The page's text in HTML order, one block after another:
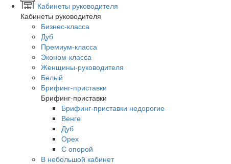
Кабинеты руководителя
Кабинеты руководителя
Бизнес-класса
Дуб
Премиум-класса
Эконом-класса
Женщины-руководителя
Белый
Брифинг-приставки
Брифинг-приставки
Брифинг-приставки недорогие
Венге
Дуб
Орех
С опорой
В небольшой кабинет